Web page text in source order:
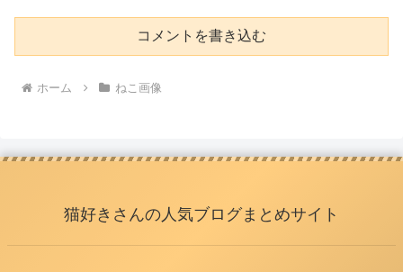
コメントを書き込む
ホーム ねこ画像
猫好きさんの人気ブログまとめサイト